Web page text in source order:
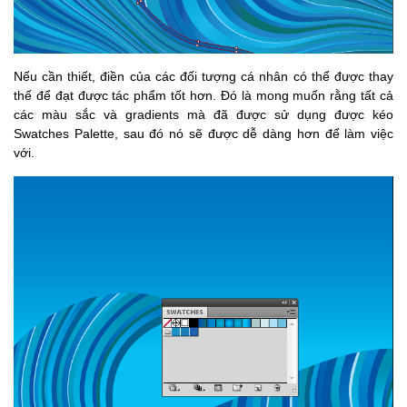
Nếu cần thiết, điền của các đối tượng cá nhân có thể được thay
thế để đạt được tác phẩm tốt hơn. Đó là mong muốn rằng tất cả
các màu sắc và gradients mà đã được sử dụng được kéo
Swatches Palette, sau đó nó sẽ được dễ dàng hơn để làm việc
với.